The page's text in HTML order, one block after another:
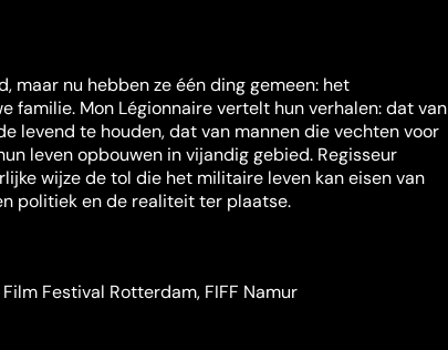
maar nu hebben ze één ding gemeen: het
familie. Mon Légionnaire vertelt hun verhalen: dat van
levend te houden, dat van mannen die vechten voor
leven opbouwen in vijandig gebied. Regisseur
wijze de tol die het militaire leven kan eisen van
politiek en de realiteit ter plaatse.
Festival Rotterdam, FIFF Namur